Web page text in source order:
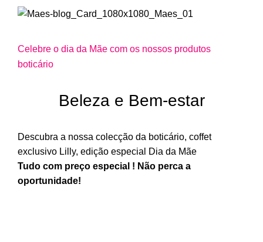
Celebre o dia da Mãe com os nossos produtos
boticário
Beleza e Bem-estar
Descubra a nossa colecção da boticário, coffet
exclusivo Lilly, edição especial Dia da Mãe
Tudo com preço especial ! Não perca a
oportunidade!